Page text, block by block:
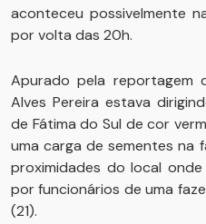
aconteceu possivelmente
por volta das 20h.
Apurado pela reportagem
Alves Pereira estava
de Fátima do Sul de cor
uma carga de sementes na
proximidades do local
por funcionários de uma
(21).